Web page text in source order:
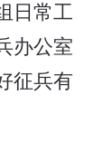
日常工
办公室
征兵有